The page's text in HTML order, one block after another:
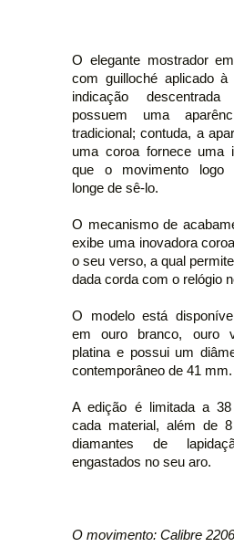
O elegante mostrador
com guilloché aplicado
indicação
possuem uma
tradicional; contuda, a
uma coroa fornece uma
que o movimento logo
longe de sê-lo.
O mecanismo de
exibe uma inovadora
o seu verso, a qual
dada corda com o relógio
O modelo está
em ouro branco, ouro
platina e possui um
contemporâneo de 41 mm.
A edição é limitada a
cada material, além de
diamantes de
engastados no seu aro.
O movimento: Calibre